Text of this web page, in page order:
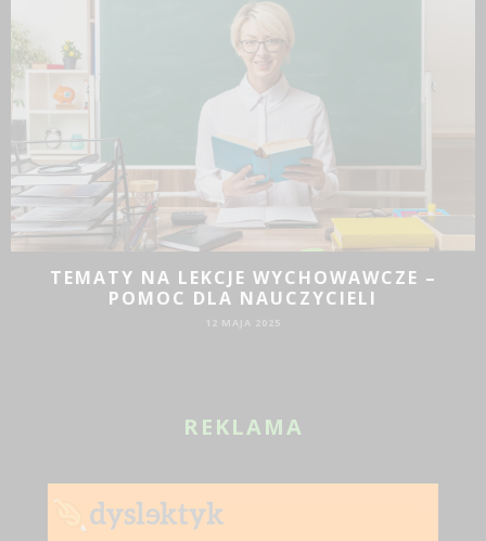
JAKIE DZIAŁANIA PROMOCYJNE SPRAWDZĄ
REKLAMA